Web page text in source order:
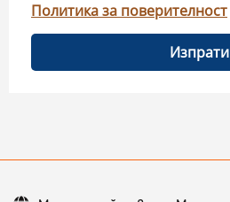
Политика за поверителност
Изпрати